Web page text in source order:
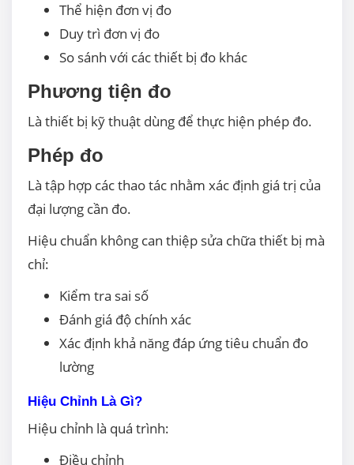
Thể hiện đơn vị đo
Duy trì đơn vị đo
So sánh với các thiết bị đo khác
Phương tiện đo
Là thiết bị kỹ thuật dùng để thực hiện phép đo.
Phép đo
Là tập hợp các thao tác nhằm xác định giá trị của
đại lượng cần đo.
Hiệu chuẩn không can thiệp sửa chữa thiết bị mà
chỉ:
Kiểm tra sai số
Đánh giá độ chính xác
Xác định khả năng đáp ứng tiêu chuẩn đo
lường
Hiệu Chỉnh Là Gì?
Hiệu chỉnh là quá trình:
Điều chỉnh